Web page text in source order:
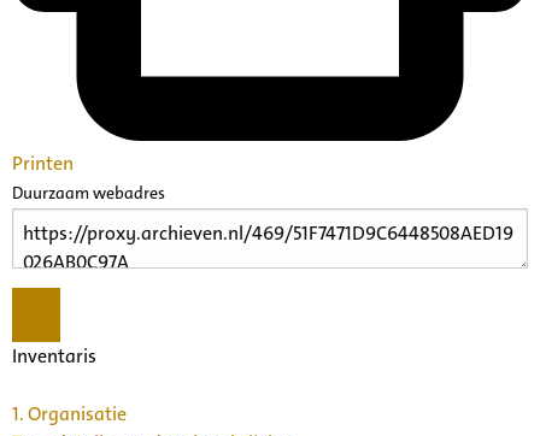
Printen
Duurzaam webadres
Inventaris
1.Organisatie